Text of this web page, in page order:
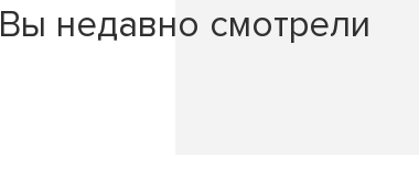
Вы недавно смотрели